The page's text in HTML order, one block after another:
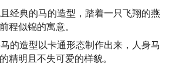
经典的马的造型，踏着一只飞翔的燕
程似锦的寓意。
的造型以卡通形态制作出来，人身马
精明且不失可爱的样貌。